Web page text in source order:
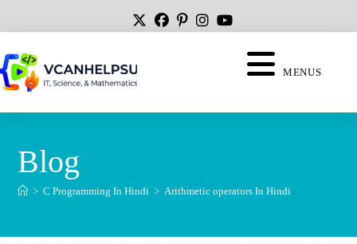
MENUS
Blog
> C Programming In Hindi > Arithmetic operators In Hindi